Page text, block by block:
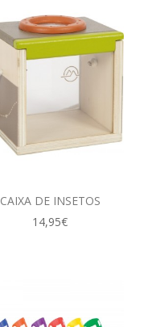
CAIXA DE INSETOS
14,95€